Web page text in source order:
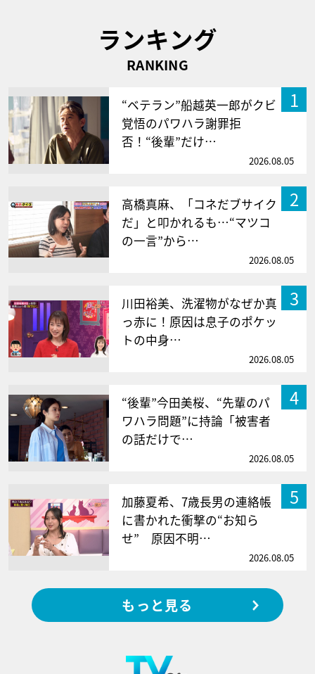
ランキング
RANKING
1
“ベテラン”船越英一郎がクビ
覚悟のパワハラ謝罪拒
否！“後輩”だけ…
2026.08.05
2
高橋真麻、「コネだブサイク
だ」と叩かれるも…“マツコ
の一言”から…
2026.08.05
3
川田裕美、洗濯物がなぜか真
っ赤に！原因は息子のポケッ
トの中身…
2026.08.05
4
“後輩”今田美桜、“先輩のパ
ワハラ問題”に持論「被害者
の話だけで…
2026.08.05
5
加藤夏希、7歳長男の連絡帳
に書かれた衝撃の“お知ら
せ” 原因不明…
2026.08.05
もっと見る